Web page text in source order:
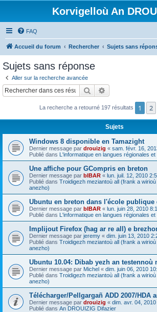
Korvigelloù An
FAQ
Accueil du forum Rechercher Sujets sans
Sujets sans réponse
Aller sur la recherche avancée
Rechercher
La recherche a retourné 197 résultats 1 2
Sujets
Windows 8 disponible en Tamazight
Dernier message par drouizig « sam. févr. 16,
Publié dans L'informatique en langues régionales et
Une affiche pour GCompris en breton
Dernier message par bIBAR « lun. juil. 12, 2010
Publié dans Troidigezh meziantoù all (frank a
anezho)
Ubuntu en breton dans l'école publique
Dernier message par bIBAR « lun. juin 28, 2010
Publié dans L'informatique en langues régionales et
Implijout Firefox (hag ar re all) e
Dernier message par jeremy « dim. juin 13, 2010
Publié dans Troidigezh meziantoù all (frank a
anezho)
Ubuntu 10.04: Dibab yezh an testennoù
Dernier message par Michel « dim. juin 06, 2010
Publié dans Troidigezh meziantoù all (frank a
anezho)
Télécharger/Pellgargañ ADD 2007/HDA
Dernier message par drouizig « dim. avr. 04,
Publié dans An DROUIZIG Difazier